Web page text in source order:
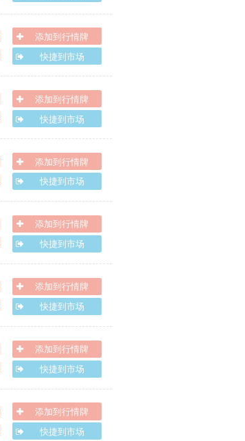
添加到行情牌
快捷到市场
添加到行情牌
快捷到市场
添加到行情牌
快捷到市场
添加到行情牌
快捷到市场
添加到行情牌
快捷到市场
添加到行情牌
快捷到市场
添加到行情牌
快捷到市场